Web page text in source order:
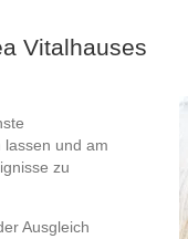
Vitalhauses
lassen und am
zu
Ausgleich